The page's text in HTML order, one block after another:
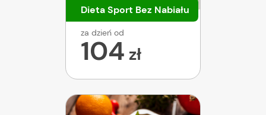
Dieta Sport Bez Nabiału
za dzień od
104 zł